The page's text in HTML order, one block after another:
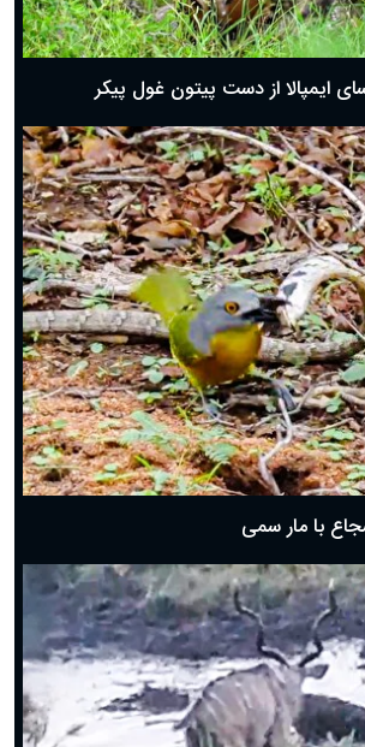
ایمپالا از دست پیتون غول پیکر
با مار سمی